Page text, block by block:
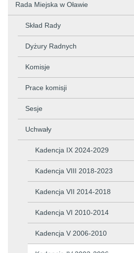
Rada Miejska w Oławie
Skład Rady
Dyżury Radnych
Komisje
Prace komisji
Sesje
Uchwały
Kadencja IX 2024-2029
Kadencja VIII 2018-2023
Kadencja VII 2014-2018
Kadencja VI 2010-2014
Kadencja V 2006-2010